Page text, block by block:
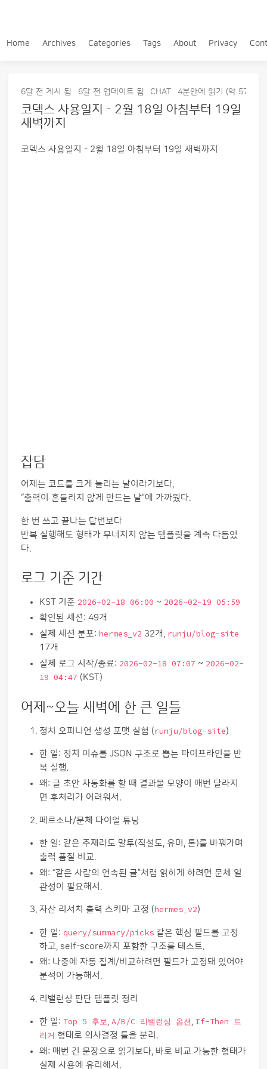
Home Archives Categories Tags About Privacy
6달 전 게시 됨 6달 전 업데이트 됨 CHAT 4분안에 읽기 (약 570 단
코덱스 사용일지 - 2월 18일 아침부터 19일
새벽까지
코덱스 사용일지 - 2월 18일 아침부터 19일 새벽까지
잡담
어제는 코드를 크게 늘리는 날이라기보다,
“출력이 흔들리지 않게 만드는 날”에 가까웠다.
한 번 쓰고 끝나는 답변보다
반복 실행해도 형태가 무너지지 않는 템플릿을 계속 다듬었
다.
로그 기준 기간
KST 기준 2026-02-18 06:00 ~ 2026-02-19 05:59
확인된 세션: 49개
실제 세션 분포: hermes_v2 32개, runju/blog-site
17개
실제 로그 시작/종료: 2026-02-18 07:07 ~ 2026-02-
19 04:47 (KST)
어제~오늘 새벽에 한 큰 일들
정치 오피니언 생성 포맷 실험 (runju/blog-site)
한 일: 정치 이슈를 JSON 구조로 뽑는 파이프라인을 반
복 실행.
왜: 글 초안 자동화를 할 때 결과물 모양이 매번 달라지
면 후처리가 어려워서.
페르소나/문체 다이얼 튜닝
한 일: 같은 주제라도 말투(직설도, 유머, 톤)를 바꿔가며
출력 품질 비교.
왜: “같은 사람의 연속된 글”처럼 읽히게 하려면 문체 일
관성이 필요해서.
자산 리서치 출력 스키마 고정 (hermes_v2)
한 일: query/summary/picks같은 핵심 필드를 고정
하고, self-score까지 포함한 구조를 테스트.
왜: 나중에 자동 집계/비교하려면 필드가 고정돼 있어야
분석이 가능해서.
리밸런싱 판단 템플릿 정리
한 일: Top 5 후보, A/B/C 리밸런싱 옵션, If-Then 트
리거 형태로 의사결정 틀을 분리.
왜: 매번 긴 문장으로 읽기보다, 바로 비교 가능한 형태가
실제 사용에 유리해서.